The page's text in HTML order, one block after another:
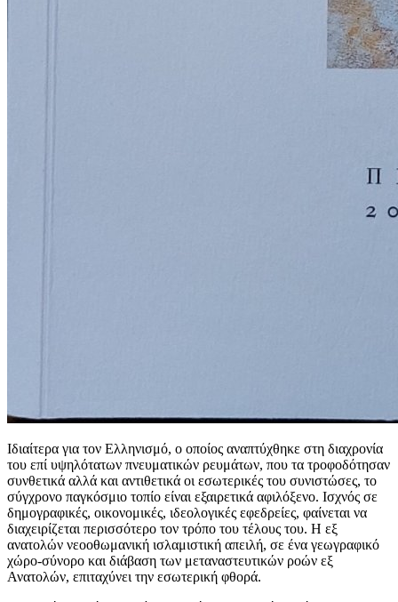
Ιδιαίτερα για τον Ελληνισμό, ο οποίος αναπτύχθηκε στη διαχρονία
του επί υψηλότατων πνευματικών ρευμάτων, που τα τροφοδότησαν
συνθετικά αλλά και αντιθετικά οι εσωτερικές του συνιστώσες, το
σύγχρονο παγκόσμιο τοπίο είναι εξαιρετικά αφιλόξενο. Ισχνός σε
δημογραφικές, οικονομικές, ιδεολογικές εφεδρείες, φαίνεται να
διαχειρίζεται περισσότερο τον τρόπο του τέλους του. Η εξ
ανατολών νεοοθωμανική ισλαμιστική απειλή, σε ένα γεωγραφικό
χώρο-σύνορο και διάβαση των μεταναστευτικών ροών εξ
Ανατολών, επιταχύνει την εσωτερική φθορά.